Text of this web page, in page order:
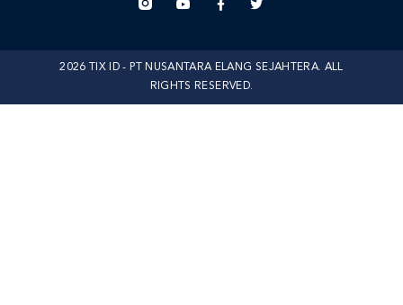
2026 TIX ID - PT NUSANTARA ELANG SEJAHTERA. ALL
RIGHTS RESERVED.